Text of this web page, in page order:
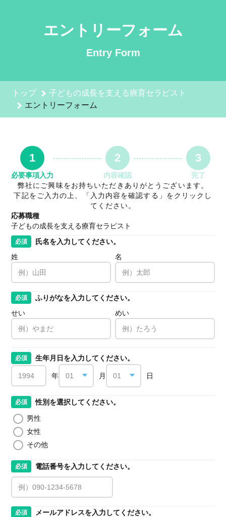
エントリーフォーム
Entry Form
トップ
子どもの成長を支える療育セラピスト
エントリーフォーム
1
必要事項入力
2
内容確認
3
完了
弊社にご興味をお持ちいただきありがとうございます。
下記をご入力の上、「入力内容を確認する」をクリックし
てください。
応募職種
子どもの成長を支える療育セラピスト
必須
氏名を入力してください。
姓
名
必須
ふりがなを入力してください。
せい
めい
必須 生年月日を入力してください。
年 月 日
必須
性別を選択してください。
男性
女性
その他
必須 電話番号を入力してください。
必須 メールアドレスを入力してください。